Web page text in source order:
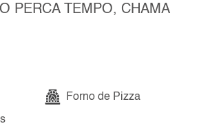
PERCA TEMPO, CHAMA
Forno de Pizza